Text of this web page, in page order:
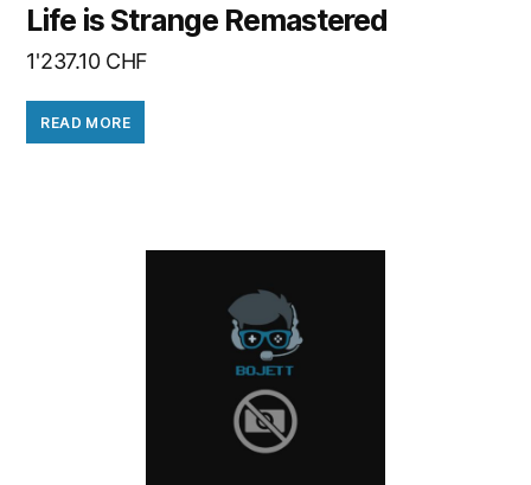
Life is Strange Remastered
1'237.10 CHF
READ MORE